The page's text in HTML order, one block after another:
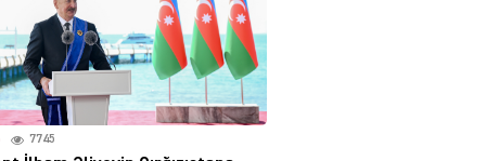
Rusiya-Ukrayna
münaqişəsinin həllində
irəliləyiş var – Tramp
07.08.2026 5504
7745